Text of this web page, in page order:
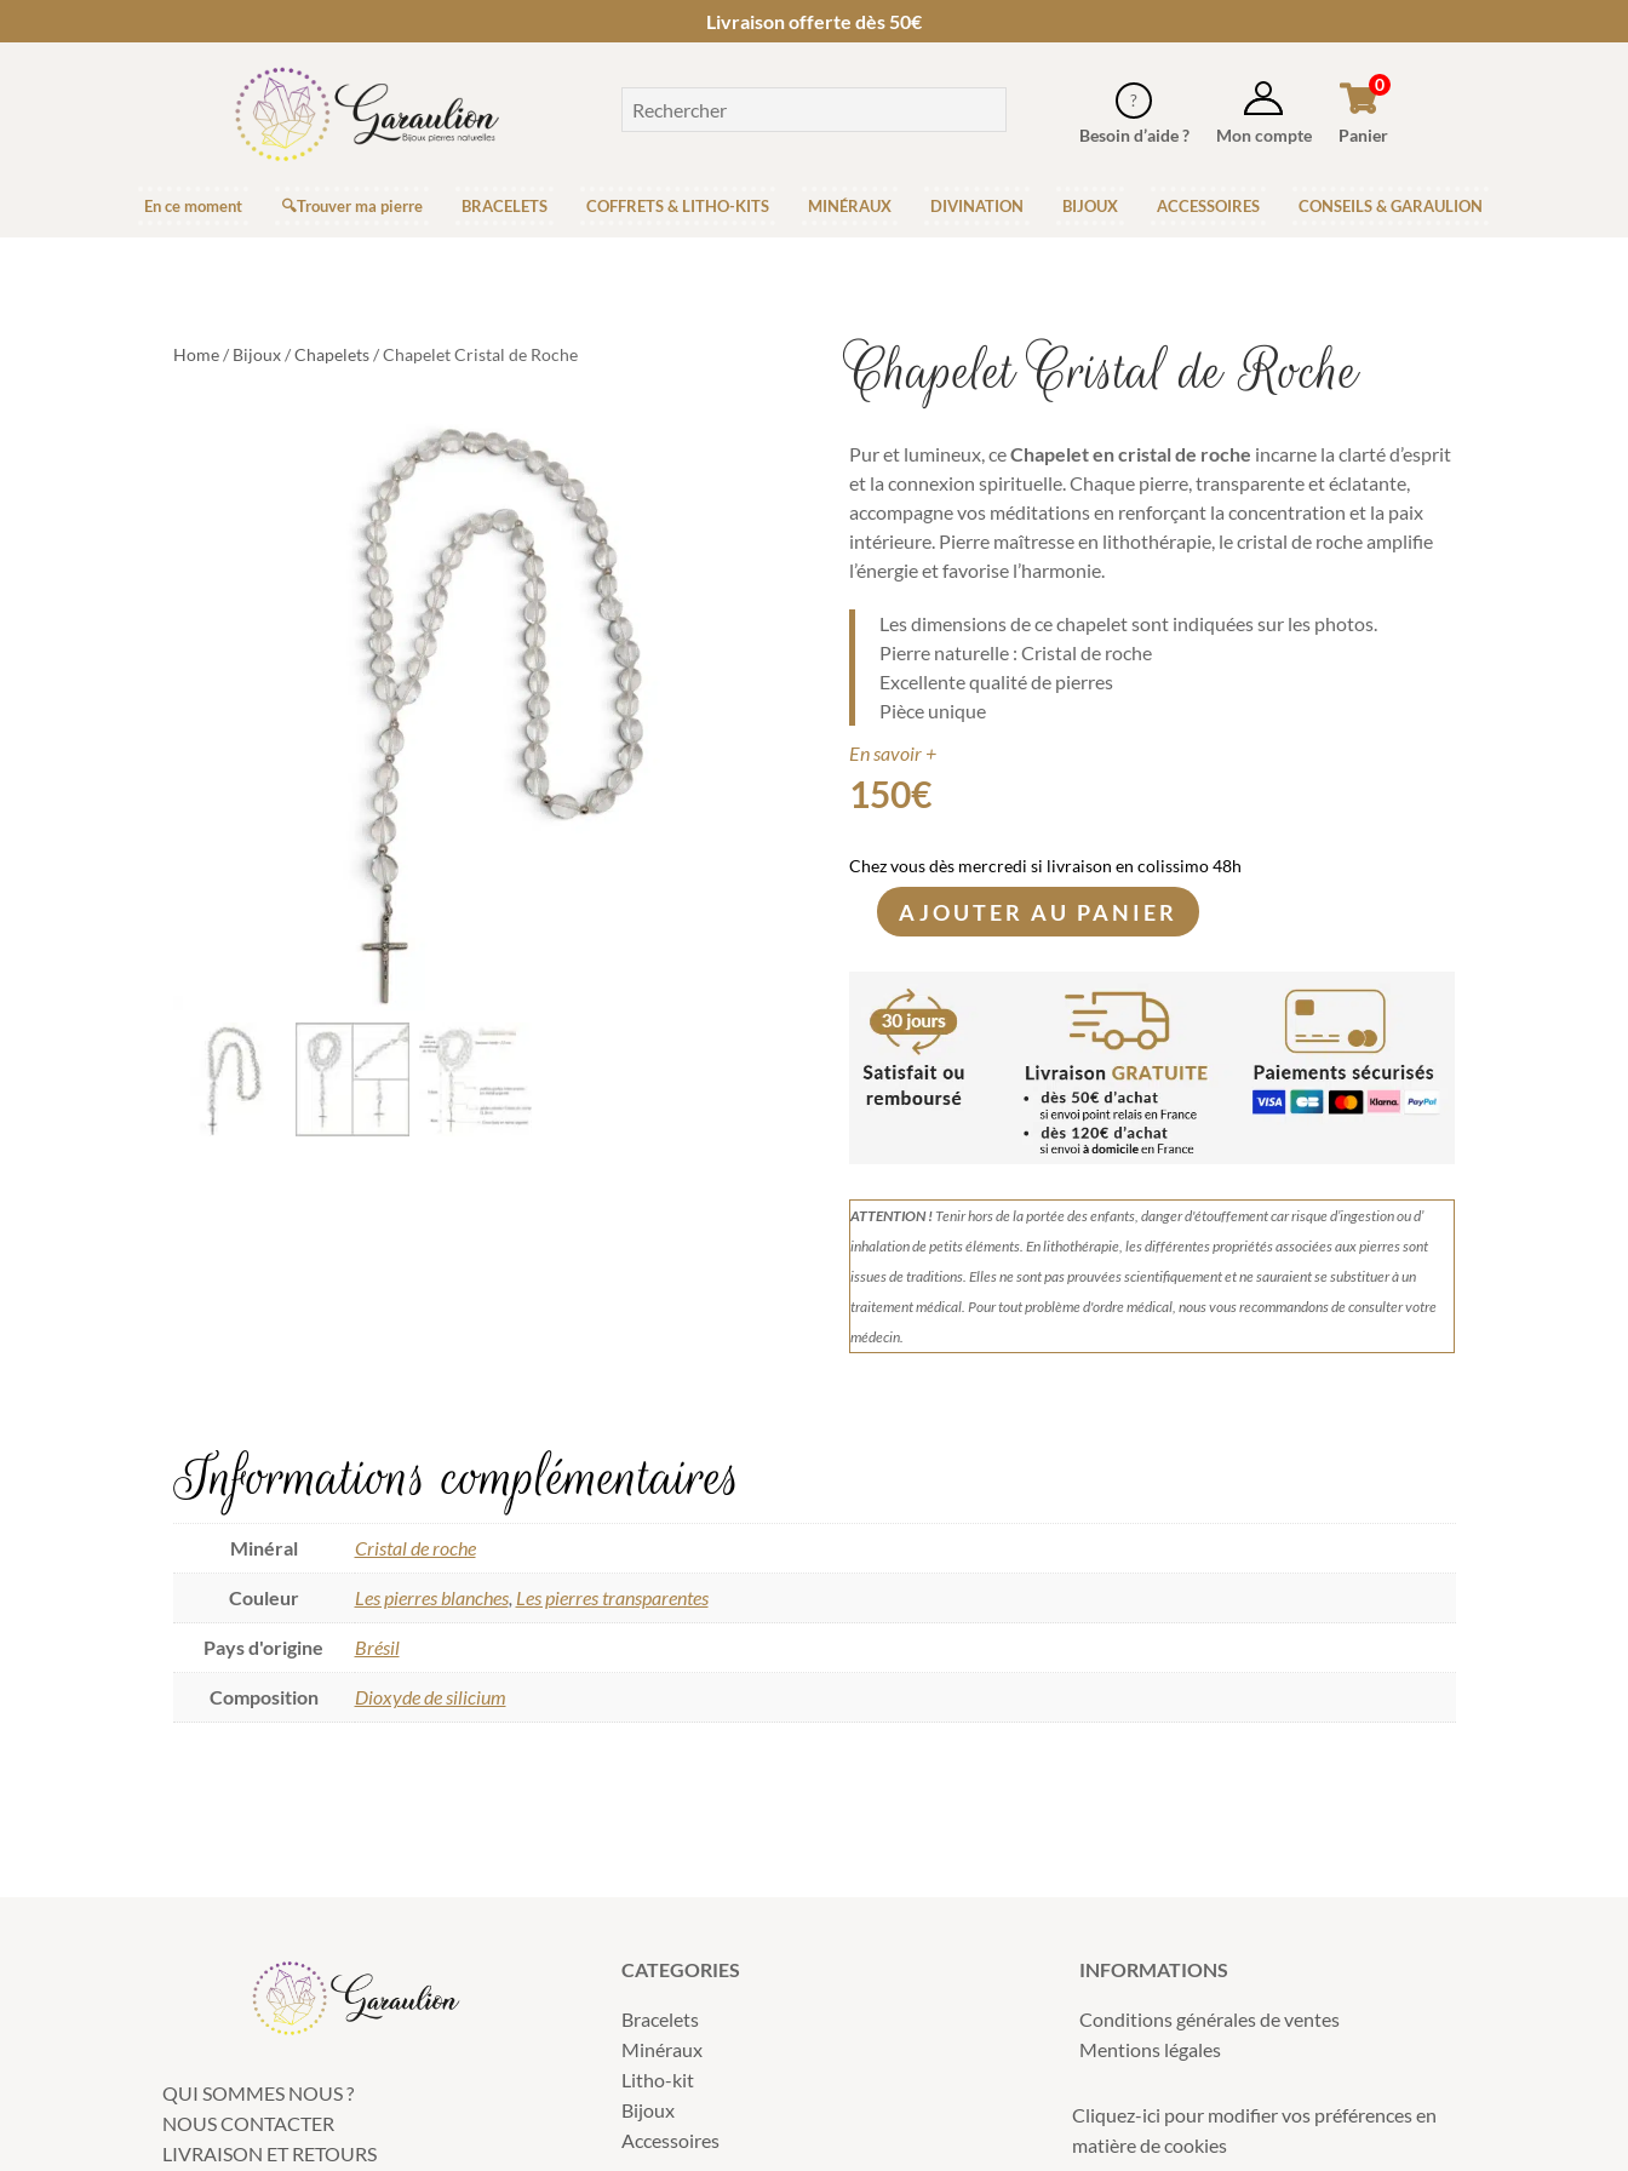
Livraison offerte dès 50€
Besoin d’aide ? Mon compte Panier
0
En ce moment 🔍Trouver ma pierre BRACELETS COFFRETS & LITHO-KITS MINÉRAUX DIVINATION BIJOUX ACCESSOIRES CONSEILS & GARAULION
Home/ Bijoux/Chapelets/ Chapelet Cristal de Roche Chapelet Cristal de Roche
Pur et lumineux, ceChapelet en cristal de roche incarne la clarté d’esprit
et la connexion spirituelle. Chaque pierre, transparente et éclatante,
accompagne vos méditations en renforçant la concentration et la paix
intérieure. Pierre maîtresse en lithothérapie, le cristal de roche amplifie
l’énergie et favorise l’harmonie.
Les dimensions de ce chapelet sont indiquées sur les photos.
Pierre naturelle : Cristal de roche
Excellente qualité de pierres
Pièce unique
En savoir +
150€
Chez vous dès mercredi si livraison en colissimo 48h
quantité
Chapelet
Cristal
Roche
AJOUTER AU PANIER
ATTENTION !Tenirhors de la portée des enfants, danger d'étouffement car risque d’ingestion ou d’
inhalation de petits éléments.En lithothérapie, les différentes propriétés associées aux pierres sont
issues de traditions. Elles ne sont pas prouvées scientifiquement et ne sauraient se substituer à un
traitement médical. Pour tout problème d'ordre médical, nous vous recommandons de consulter votre
médecin.
Informations complémentaires
Minéral Cristal de roche
Couleur Les pierres blanches, Les pierres transparentes
Pays d'origine Brésil
Composition Dioxyde de silicium
QUI SOMMES NOUS ?
NOUS CONTACTER
LIVRAISON ET RETOURS
CATEGORIES
Bracelets
Minéraux
Litho-kit
Bijoux
Accessoires
INFORMATIONS
Conditions générales de ventes
Mentions légales
Cliquez-ici pour modifier vos préférences en
matière de cookies